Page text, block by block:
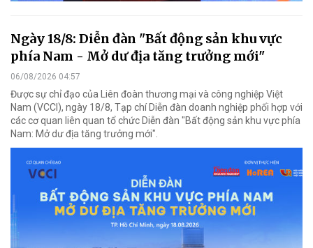
Ngày 18/8: Diễn đàn "Bất động sản khu vực
phía Nam - Mở dư địa tăng trưởng mới"
06/08/2026 04:57
Được sự chỉ đạo của Liên đoàn thương mại và công nghiệp Việt
Nam (VCCI), ngày 18/8, Tạp chí Diễn đàn doanh nghiệp phối hợp với
các cơ quan liên quan tổ chức Diễn đàn "Bất động sản khu vực phía
Nam: Mở dư địa tăng trưởng mới".